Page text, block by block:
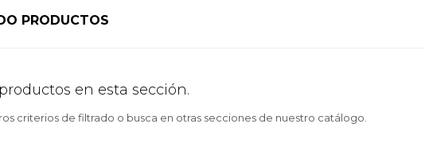
PRODUCTOS
en esta sección.
criterios de filtrado o busca en otras secciones de nuestro catálogo.